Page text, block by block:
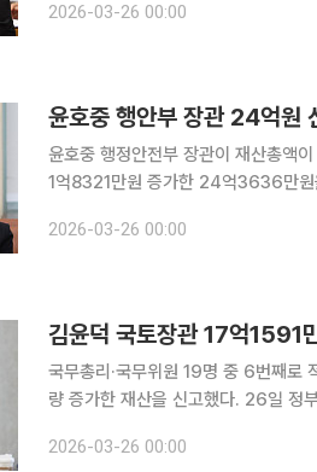
2026-03-26 00:00
윤호중 행정안전부 장관이 재산총액
1억8321만원 증가한 24억3636만원을 신고했다. 정부공직자윤리위원
의원, 시·도 교육감 등 공개대상자
2026-03-26 00:00
김윤덕 국토장관 17억
국무총리·국무위원 19명 중 6번째로 적어 김윤덕 국토교통부 장관이 지난해보다 2억
량 증가한 재산을 신고했다. 26일 정부공직자윤리위원회가 공개한 2026년 공직자 정기 재산변동
읍시에 2895만2000원 상당의 토지
2026-03-26 00:00